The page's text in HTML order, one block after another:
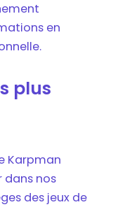
en
plus
Karpman
dans nos
des jeux de